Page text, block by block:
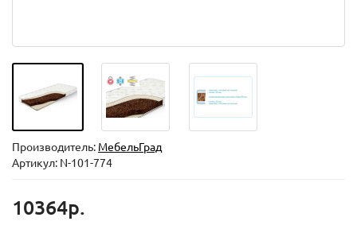
Производитель: МебельГрад
Артикул: N-101-774
10364р.